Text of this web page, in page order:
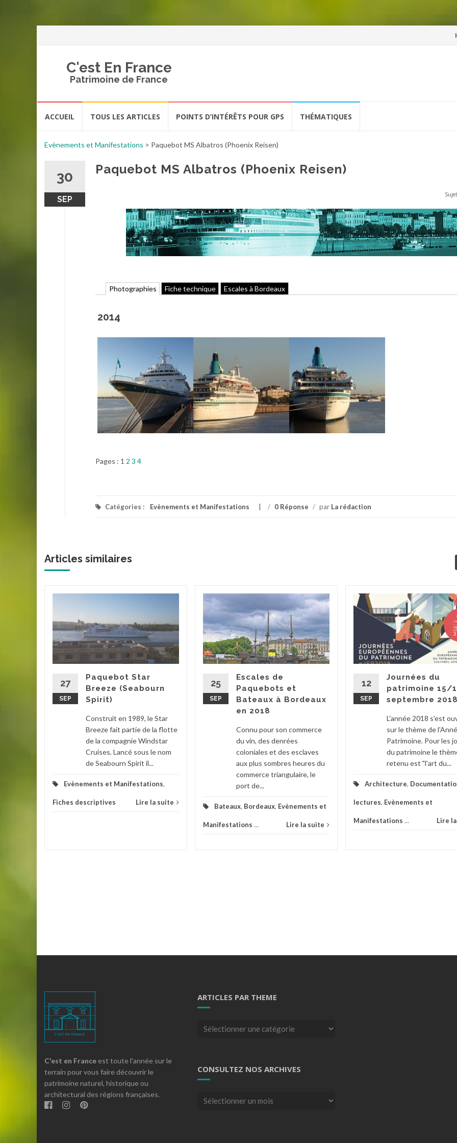
C'est En France
Patrimoine de France
ACCUEIL TOUS LES ARTICLES POINTS D’INTÉRÊTS POUR GPS THÉMATIQUES
Evènements et Manifestations > Paquebot MS Albatros (Phoenix Reisen)
30
SEP
Paquebot MS Albatros (Phoenix Reisen)
Photographies Fiche technique Escales à Bordeaux
2014
Pages : 1 2 3 4
Catégories : Evènements et Manifestations / 0 Réponse / par La rédaction
Articles similaires
27
SEP
Paquebot Star
Breeze (Seabourn
Spirit)
Construit en 1989, le Star
Breeze fait partie de la flotte
de la compagnie Windstar
Cruises. Lancé sous le nom
de Seabourn Spirit il...
Evènements et Manifestations,
Fiches descriptives Lire la suite
25
SEP
Escales de
Paquebots et
Bateaux à Bordeaux
en 2018
Connu pour son commerce
du vin, des denrées
coloniales et des esclaves
aux plus sombres heures du
commerce triangulaire, le
port de...
Bateaux, Bordeaux, Evènements et
Manifestations ... Lire la suite
12
SEP
Journées du
patrimoine 15/
septembre 2018
L'année 2018 s'est
sur le thème de
Patrimoine. Pour les
du patrimoine le
retenu est "l'art du...
Architecture,
lectures, Evènements et
Manifestations ... Lire
C'est en France est toute l'année sur le
terrain pour vous faire découvrir le
patrimoine naturel, historique ou
architectural des régions françaises.
ARTICLES PAR THEME
Articles
CONSULTEZ NOS ARCHIVES
Consultez